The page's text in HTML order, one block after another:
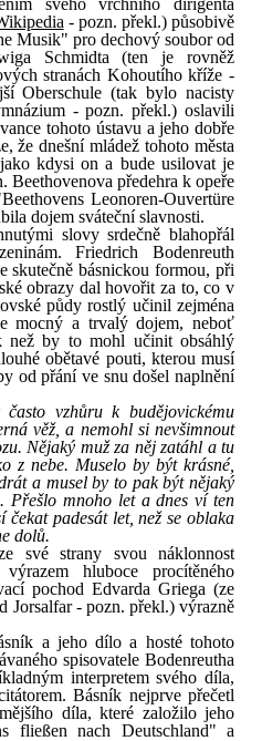
svého vrchního dirigenta
- pozn. překl.) působivě
Musik" pro dechový soubor od
Schmidta (ten je rovněž
stranách Kohoutího kříže -
Oberschule (tak bylo nacisty
- pozn. překl.) oslavili
tohoto ústavu a jeho dobře
že dnešní mládež tohoto města
kdysi on a bude usilovat je
Beethovenova předehra k opeře
Leonoren-Ouvertüre
dojem sváteční slavnosti.
slovy srdečně blahopřál
Friedrich Bodenreuth
skutečně básnickou formou, při
obrazy dal hovořit za to, co v
půdy rostlý učinil zejména
mocný a trvalý dojem, neboť
než by to mohl učinit obsáhlý
obětavé pouti, kterou musí
od přání ve snu došel naplnění
vzhůru k budějovickému
věž, a nemohl si nevšimnout
Nějaký muž za něj zatáhl a tu
z nebe. Muselo by být krásné,
a musel by to pak být nějaký
Přešlo mnoho let a dnes ví ten
čekat padesát let, než se oblaka
dolů.
své strany svou náklonnost
hluboce procítěného
pochod Edvarda Griega (ze
Jorsalfar - pozn. překl.) výrazně
a jeho dílo a hosté tohoto
spisovatele Bodenreutha
interpretem svého díla,
Básník nejprve přečetl
díla, které založilo jeho
fließen nach Deutschland" a